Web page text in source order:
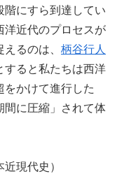
階にすら到達してい
洋近代のプロセスが
るのは、 柄谷行人
すると私たちは西洋
をかけて進行した
間に圧縮」されて体
現代史）